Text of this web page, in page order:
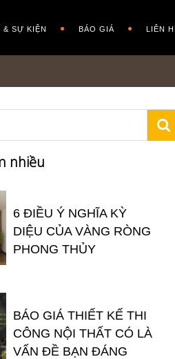
& SỰ KIỆN BÁO GIÁ LIÊN
nhiều
6 ĐIỀU Ý NGHĨA KỲ
DIỆU CỦA VÀNG RÒNG
PHONG THỦY
BÁO GIÁ THIẾT KẾ THI
CÔNG NỘI THẤT CÓ LÀ
VẤN ĐỀ BẠN ĐÁNG